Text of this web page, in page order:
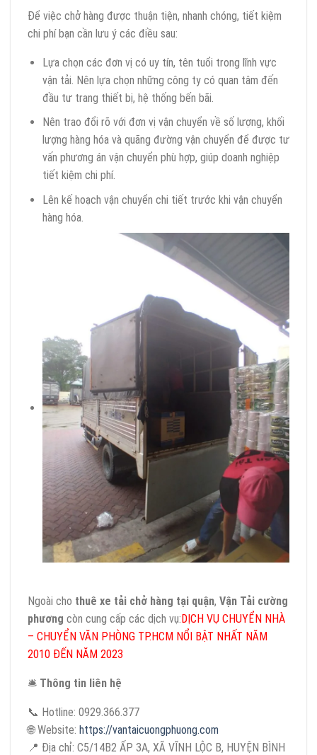
Để việc chở hàng được thuận tiện, nhanh chóng, tiết kiệm
chi phí bạn cần lưu ý các điều sau:
Lựa chọn các đơn vị có uy tín, tên tuổi trong lĩnh vực
vận tải. Nên lựa chọn những công ty có quan tâm đến
đầu tư trang thiết bị, hệ thống bến bãi.
Nên trao đổi rõ với đơn vị vận chuyển về số lượng, khối
lượng hàng hóa và quãng đường vận chuyển để được tư
vấn phương án vận chuyển phù hợp, giúp doanh nghiệp
tiết kiệm chi phí.
Lên kế hoạch vận chuyển chi tiết trước khi vận chuyển
hàng hóa.
Ngoài cho thuê xe tải chở hàng tại quận, Vận Tải cường
phương còn cung cấp các dịch vụ:DỊCH VỤ CHUYỂN NHÀ
– CHUYỂN VĂN PHÒNG TP.HCM NỔI BẬT NHẤT NĂM
2010 ĐẾN NĂM 2023
🛎 Thông tin liên hệ
📞 Hotline: 0929.366.377
🌐 Website: https://vantaicuongphuong.com
📍 Địa chỉ: C5/14B2 ẤP 3A, XÃ VĨNH LỘC B, HUYỆN BÌNH